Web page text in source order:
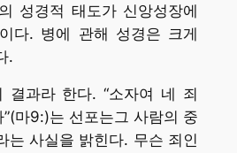
성경적 태도가 신앙성장에
다. 병에 관해 성경은 크게
.
결과라 한다. “소자여 네 죄
마9:)는 선포는그 사람의 중
는 사실을 밝힌다. 무슨 죄인